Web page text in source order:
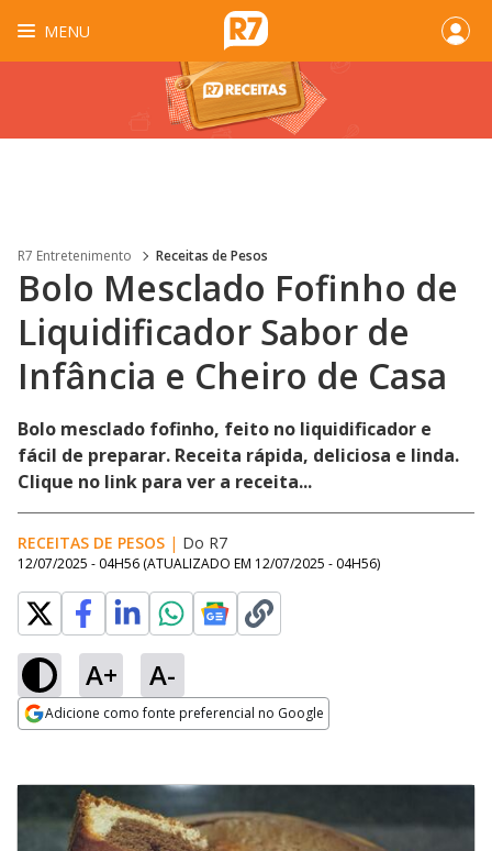
MENU
R7 Entretenimento Receitas de Pesos
Bolo Mesclado Fofinho de
Liquidificador Sabor de
Infância e Cheiro de Casa
Bolo mesclado fofinho, feito no liquidificador e
fácil de preparar. Receita rápida, deliciosa e linda.
Clique no link para ver a receita...
RECEITAS DE PESOS | Do R7
12/07/2025 - 04H56 (ATUALIZADO EM 12/07/2025 - 04H56)
A+ A-
Adicione como fonte preferencial no Google